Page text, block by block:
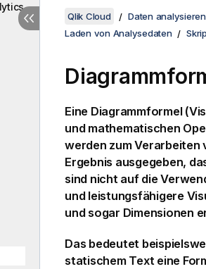
Qlik Cloud Daten analysieren
Laden von Analysedaten
Eine Diagrammformel (
und mathematischen
werden zum Verarbeiten
Ergebnis ausgegeben,
sind nicht auf die
und leistungsfähigere
und sogar Dimensionen
Das bedeutet
statischem Text eine